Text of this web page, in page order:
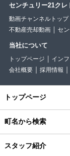
センチュリー21ク
動画チャンネルトップ
不動産売却動画
セ
当社について
トップページ イン
会社概要
採用情報
トップページ
町名から検索
スタッフ紹介